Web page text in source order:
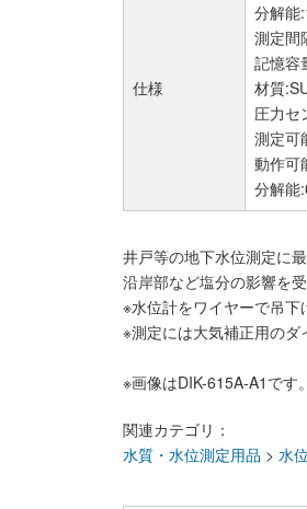
仕様
分解能
測定間
記憶容
材質
圧力セ
測定
動作
分解
井戸等の地下水位測定に
沿岸部など塩分の影響を
※水位計をワイヤーで吊
※測定には大気補正用の
※画像はDIK-615A-A1です
関連カテゴリ：
水質・水位測定用品 > 水